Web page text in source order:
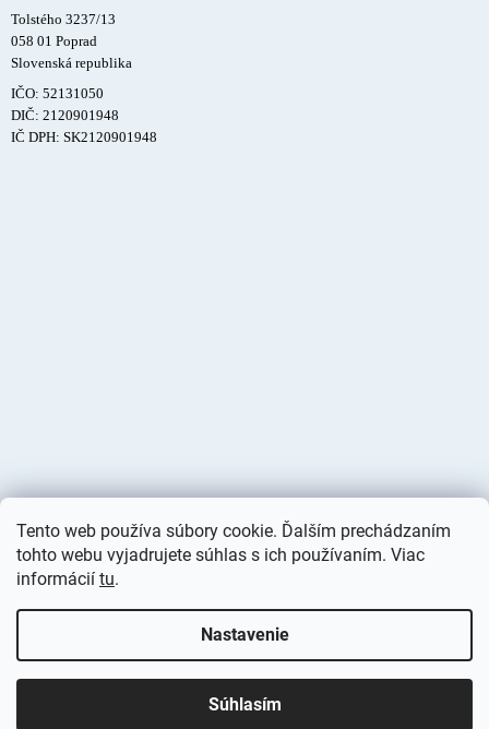
Tento web používa súbory cookie. Ďalším prechádzaním
tohto webu vyjadrujete súhlas s ich používaním. Viac
informácií tu.
Nastavenie
Súhlasím
Tolstého 3237/13
058 01 Poprad
Slovenská republika
IČO: 52131050
DIČ: 2120901948
IČ DPH: SK2120901948